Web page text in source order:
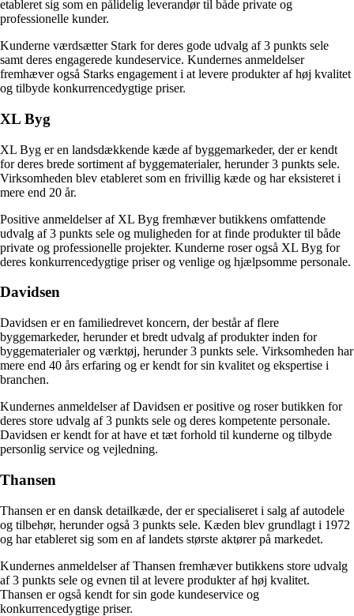
etableret sig som en pålidelig leverandør til både private og
professionelle kunder.
Kunderne værdsætter Stark for deres gode udvalg af 3 punkts sele
samt deres engagerede kundeservice. Kundernes anmeldelser
fremhæver også Starks engagement i at levere produkter af høj kvalitet
og tilbyde konkurrencedygtige priser.
XL Byg
XL Byg er en landsdækkende kæde af byggemarkeder, der er kendt
for deres brede sortiment af byggematerialer, herunder 3 punkts sele.
Virksomheden blev etableret som en frivillig kæde og har eksisteret i
mere end 20 år.
Positive anmeldelser af XL Byg fremhæver butikkens omfattende
udvalg af 3 punkts sele og muligheden for at finde produkter til både
private og professionelle projekter. Kunderne roser også XL Byg for
deres konkurrencedygtige priser og venlige og hjælpsomme personale.
Davidsen
Davidsen er en familiedrevet koncern, der består af flere
byggemarkeder, herunder et bredt udvalg af produkter inden for
byggematerialer og værktøj, herunder 3 punkts sele. Virksomheden har
mere end 40 års erfaring og er kendt for sin kvalitet og ekspertise i
branchen.
Kundernes anmeldelser af Davidsen er positive og roser butikken for
deres store udvalg af 3 punkts sele og deres kompetente personale.
Davidsen er kendt for at have et tæt forhold til kunderne og tilbyde
personlig service og vejledning.
Thansen
Thansen er en dansk detailkæde, der er specialiseret i salg af autodele
og tilbehør, herunder også 3 punkts sele. Kæden blev grundlagt i 1972
og har etableret sig som en af landets største aktører på markedet.
Kundernes anmeldelser af Thansen fremhæver butikkens store udvalg
af 3 punkts sele og evnen til at levere produkter af høj kvalitet.
Thansen er også kendt for sin gode kundeservice og
konkurrencedygtige priser.